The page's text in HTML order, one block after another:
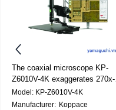
The coaxial microscope KP-
Z6010V-4K exaggerates 270x-
1740x
Model: KP-Z6010V-4K
Koppace